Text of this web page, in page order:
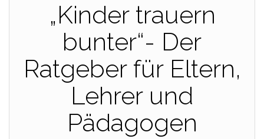
„Kinder trauern
bunter“- Der
Ratgeber für Eltern,
Lehrer und
Pädagogen